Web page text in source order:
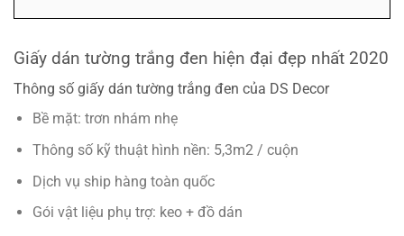
Giấy dán tường trắng đen hiện đại đẹp nhất 2020
Thông số giấy dán tường trắng đen của DS Decor
Bề mặt: trơn nhám nhẹ
Thông số kỹ thuật hình nền: 5,3m2 / cuộn
Dịch vụ ship hàng toàn quốc
Gói vật liệu phụ trợ: keo + đồ dán